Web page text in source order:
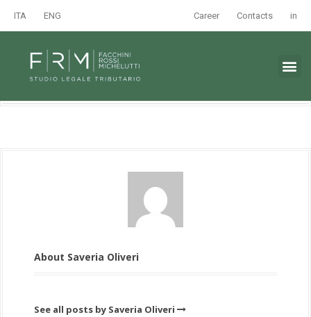
ITA ENG Career Contacts in
About Saveria Oliveri
See all posts by Saveria Oliveri